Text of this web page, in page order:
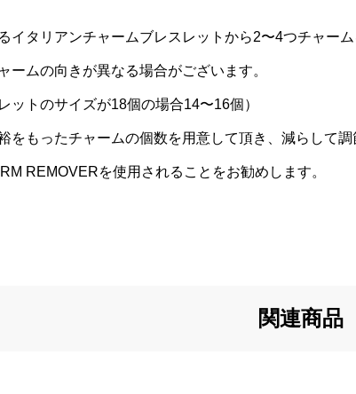
イタリアンチャームブレスレットから2〜4つチャー
ームの向きが異なる場合がございます。
ットのサイズが18個の場合14〜16個）
もったチャームの個数を用意して頂き、減らして調
REMOVERを使用されることをお勧めします。
関連商品